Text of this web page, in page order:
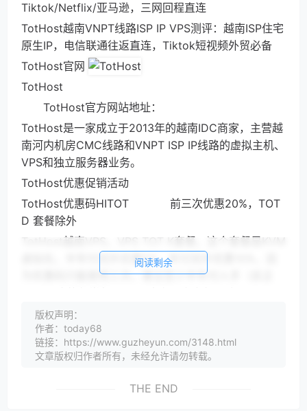
Tiktok/Netflix/亚马逊，三网回程直连
TotHost越南VNPT线路ISP IP VPS测评：越南ISP住宅
原生IP，电信联通往返直连，Tiktok短视频外贸必备
TotHost官网
TotHost
TotHost官方网站地址：
TotHost是一家成立于2013年的越南IDC商家，主营越
南河内机房CMC线路和VNPT ISP IP线路的虚拟主机、
VPS和独立服务器业务。
TotHost优惠促销活动
TotHost优惠码HITOT 前三次优惠20%，TOT
D 套餐除外
TotHost越南VPS，VPS TOT K套餐，这个套餐是KVM
虚拟化，半年付另外优惠5%，年付另外优惠10%，因
为优惠码只能使用三次，建议至少半年付入手（反正
Windows，大部分都是CMC线路和VNPT线路，VPS
小学生建议大家入手VNPT线路：
CPU 内存 硬盘 流量 带宽 IPv4 价格 购买地址 1核
512M 8GB SSD 无限 100Mbps 1个 2.6美元/月 点此
购买 1核 1G 20GB SSD 无限 100Mbps 1个 2.84美元/
阅读剩余
版权声明：
作者：today68
链接：https://www.guzheyun.com/3148.html
文章版权归作者所有，未经允许请勿转载。
THE END